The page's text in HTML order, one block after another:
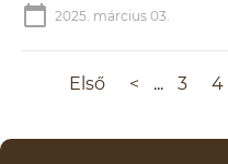
calendar_today 2025. március 03.
Első < ... 3 4